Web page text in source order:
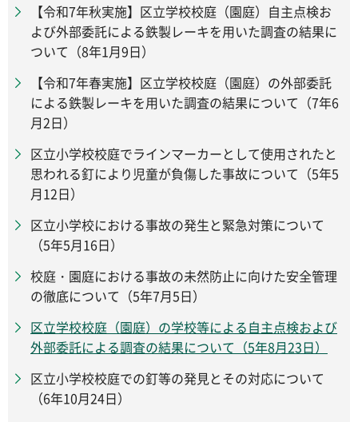
【令和7年秋実施】区立学校校庭（園庭）自主点検お
よび外部委託による鉄製レーキを用いた調査の結果に
ついて（8年1月9日）
【令和7年春実施】区立学校校庭（園庭）の外部委託
による鉄製レーキを用いた調査の結果について（7年6
月2日）
区立小学校校庭でラインマーカーとして使用されたと
思われる釘により児童が負傷した事故について（5年5
月12日）
区立小学校における事故の発生と緊急対策について
（5年5月16日）
校庭・園庭における事故の未然防止に向けた安全管理
の徹底について（5年7月5日）
区立学校校庭（園庭）の学校等による自主点検および
外部委託による調査の結果について（5年8月23日）
区立小学校校庭での釘等の発見とその対応について
（6年10月24日）